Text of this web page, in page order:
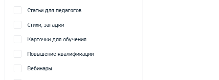
Статьи для педагогов
Стихи, загадки
Карточки для обучения
Повышение квалификации
Вебинары